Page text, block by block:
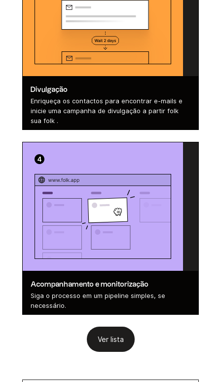
Divulgação
Enriqueça os contactos para encontrar e-mails e
inicie uma campanha de divulgação a partir folk
sua folk .
Acompanhamento e monitorização
Siga o processo em um pipeline simples, se
necessário.
Ver lista